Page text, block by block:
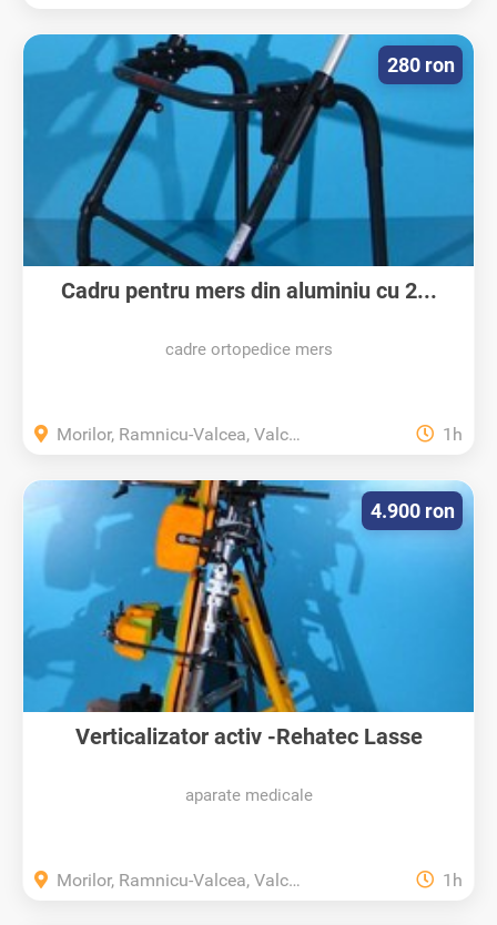
Cadru pentru mers din aluminiu cu 2...
cadre ortopedice mers
280 ron
Morilor, Ramnicu-Valcea, Valcea 1h
Verticalizator activ -Rehatec Lasse
aparate medicale
4.900 ron
Morilor, Ramnicu-Valcea, Valcea 1h